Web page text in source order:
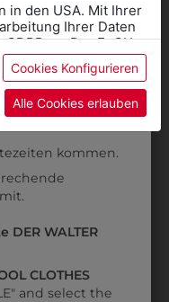
6DBW2014255
DAMENBLUSE
CLASSIC
€ 51,90
in den USA. Mit Ihrer
Ihrer Daten
zu. Der EuGH
Datenschutz
US-Behörden
überwachen.
Cookies Konfigurieren
Alle Cookies erlauben
in der
auswählen.
Termin buchen
kommen.
WALTER
CLOTHES
and select the